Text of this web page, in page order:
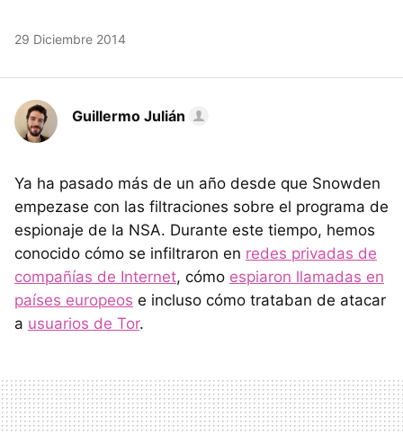
29 Diciembre 2014
Guillermo Julián
Ya ha pasado más de un año desde que Snowden
empezase con las filtraciones sobre el programa de
espionaje de la NSA. Durante este tiempo, hemos
conocido cómo se infiltraron en redes privadas de
compañías de Internet, cómo espiaron llamadas en
países europeos e incluso cómo trataban de atacar
a usuarios de Tor.